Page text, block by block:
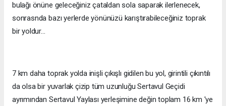
bulağı önüne geleceğiniz çataldan sola saparak ilerlenecek,
sonrasnda bazı yerlerde yönünüzü karıştırabileceğiniz toprak
bir yoldur...
7 km daha toprak yolda inişli çıkışlı gidilen bu yol, girintili çıkıntılı
da olsa bir yuvarlak çizip tüm uzunluğu Sertavul Geçidi
ayrımından Sertavul Yaylası yerleşimine değin toplam 16 km 'ye